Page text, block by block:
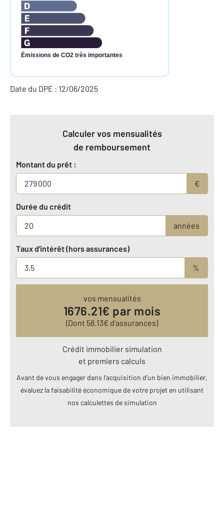
Émissions de CO2 très importantes
Date du DPE : 12/06/2025
Calculer vos mensualités
de remboursement
Montant du prêt :
€
Durée du crédit
années
Taux d'intérêt (hors assurances)
%
vos mensualités
1676.21€ par mois
(Dont 58.13€ d’assurances)
Crédit immobilier simulation
et premiers calculs
Avant de vous engager dans l’acquisition d’un bien immobilier,
évaluez la faisabilité économique de votre projet en utilisant
nos calculettes de simulation